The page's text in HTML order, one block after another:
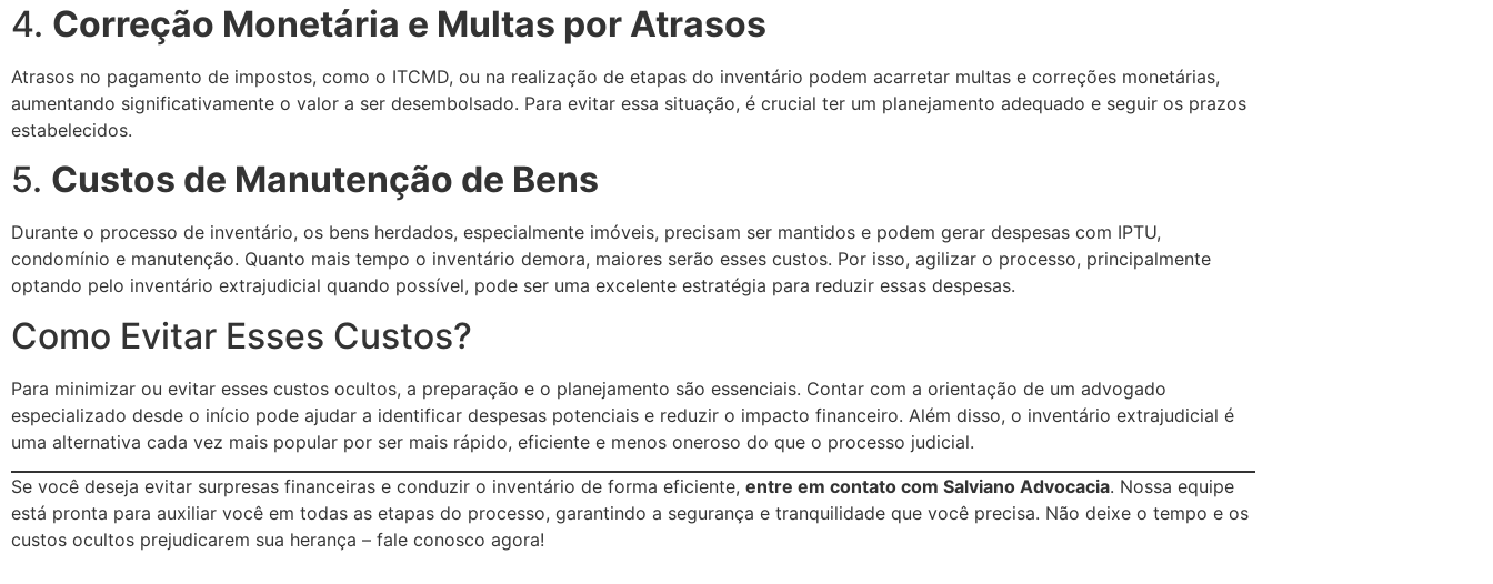
4. Correção Monetária e Multas por Atrasos
Atrasos no pagamento de impostos, como o ITCMD, ou na realização de etapas do inventário podem acarretar multas e correções monetárias,
aumentando significativamente o valor a ser desembolsado. Para evitar essa situação, é crucial ter um planejamento adequado e seguir os prazos
estabelecidos.
5. Custos de Manutenção de Bens
Durante o processo de inventário, os bens herdados, especialmente imóveis, precisam ser mantidos e podem gerar despesas com IPTU,
condomínio e manutenção. Quanto mais tempo o inventário demora, maiores serão esses custos. Por isso, agilizar o processo, principalmente
optando pelo inventário extrajudicial quando possível, pode ser uma excelente estratégia para reduzir essas despesas.
Como Evitar Esses Custos?
Para minimizar ou evitar esses custos ocultos, a preparação e o planejamento são essenciais. Contar com a orientação de um advogado
especializado desde o início pode ajudar a identificar despesas potenciais e reduzir o impacto financeiro. Além disso, o inventário extrajudicial é
uma alternativa cada vez mais popular por ser mais rápido, eficiente e menos oneroso do que o processo judicial.
Se você deseja evitar surpresas financeiras e conduzir o inventário de forma eficiente, entre em contato com Salviano Advocacia. Nossa equipe
está pronta para auxiliar você em todas as etapas do processo, garantindo a segurança e tranquilidade que você precisa. Não deixe o tempo e os
custos ocultos prejudicarem sua herança – fale conosco agora!